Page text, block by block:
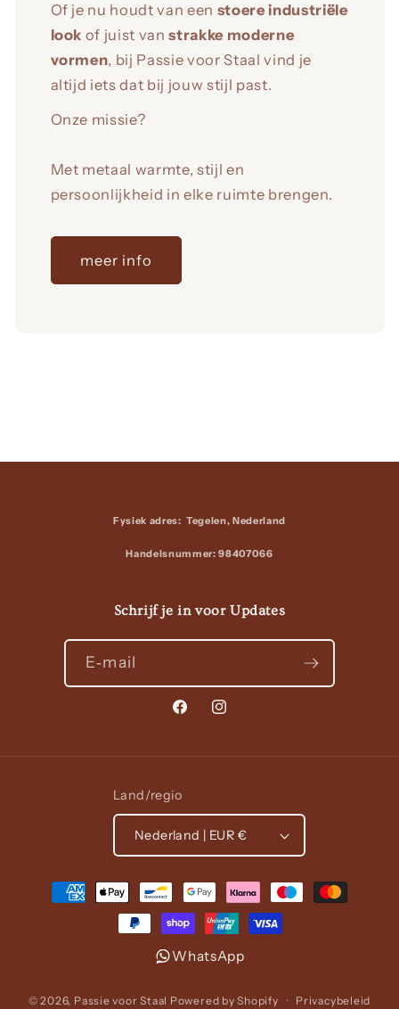
Of je nu houdt van een stoere industriële
look of juist vanstrakke moderne
vormen, bij Passie voor Staal vind je
altijd iets dat bij jouw stijl past.
Onze missie?
Met metaal warmte, stijl en
persoonlijkheid in elke ruimte brengen.
meer info
Fysiek adres: Tegelen, Nederland
Handelsnummer: 98407066
Schrijf je in voor Updates
E‑mail
FacebookInstagram
Land/regio
Nederland | EUR €
Betaalmethoden
WhatsApp
© 2026, Passie voor Staal Powered by Shopify Privacybeleid